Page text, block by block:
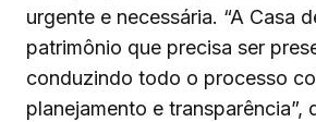
urgente e necessária. “A Casa
patrimônio que precisa ser
conduzindo todo o processo
planejamento e transparência”,